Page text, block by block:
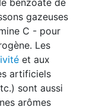
benzoate de
gazeuses
C - pour
Les
et aux
artificiels
sont aussi
arômes